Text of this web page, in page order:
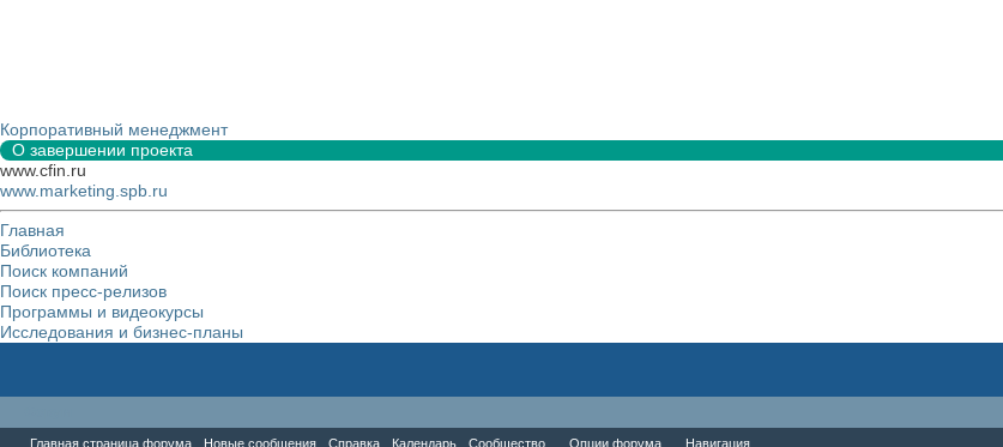
Корпоративный менеджмент
О завершении проекта
www.cfin.ru
www.marketing.spb.ru
Главная
Библиотека
Поиск компаний
Поиск пресс-релизов
Программы и видеокурсы
Исследования и бизнес-планы
Главная страница форума Новые сообщения Справка Календарь Сообщество Опции форума Навигация